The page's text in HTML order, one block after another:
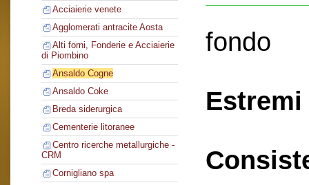
Acciaierie venete
Agglomerati antracite Aosta
Alti forni, Fonderie e Acciaierie
di Piombino
Ansaldo Cogne
Ansaldo Coke
Breda siderurgica
Cementerie litoranee
Centro ricerche metallurgiche -
CRM
Cornigliano spa
fondo